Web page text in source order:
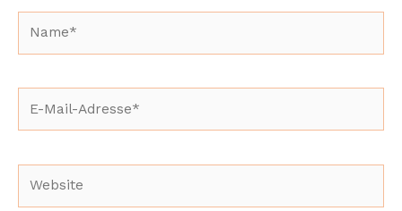
Mail-